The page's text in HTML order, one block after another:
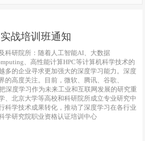
战培训班通知
科研院所：随着人工智能AI、大数据
、高性能计算HPC等计算机科学技术的
多的企业寻求更加强大的深度学习能力。深度
的高度关注。目前，微软、腾讯、谷歌、
深度学习作为未来工业和互联网发展的研究重
、北京大学等高校和科研院所成立专业研究中
科学技术成果转化，推动了深度学习在各行业
学研究院职业资格认证培训中心